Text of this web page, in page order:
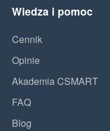
Wiedza i pomoc
Cennik
Opinie
Akademia CSMART
FAQ
Blog